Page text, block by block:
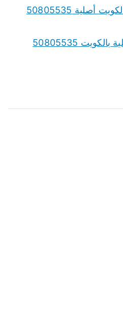
قطع غيار جيتور Jetour بالكويت أصلية 50805535
قطع غيار بايك BAIC الأصلية بالكويت 50805535